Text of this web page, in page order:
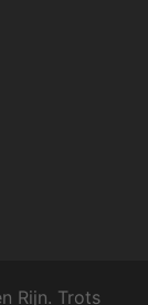
Rijn. Trots